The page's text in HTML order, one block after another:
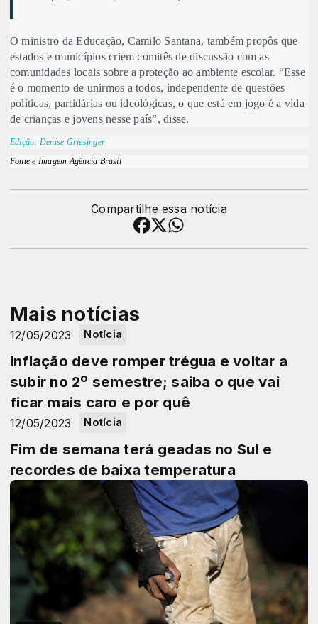
O ministro da Educação, Camilo Santana, também propôs que
estados e municípios criem comitês de discussão com as
comunidades locais sobre a proteção ao ambiente escolar. “Esse
é o momento de unirmos a todos, independente de questões
políticas, partidárias ou ideológicas, o que está em jogo é a vida
de crianças e jovens nesse país”, disse.
Edição: Denise Griesinger
Fonte e Imagem Agência Brasil
Compartilhe essa notícia
Mais notícias
Notícia
12/05/2023
Inflação deve romper trégua e voltar a
subir no 2º semestre; saiba o que vai
ficar mais caro e por quê
Notícia
12/05/2023
Fim de semana terá geadas no Sul e
recordes de baixa temperatura